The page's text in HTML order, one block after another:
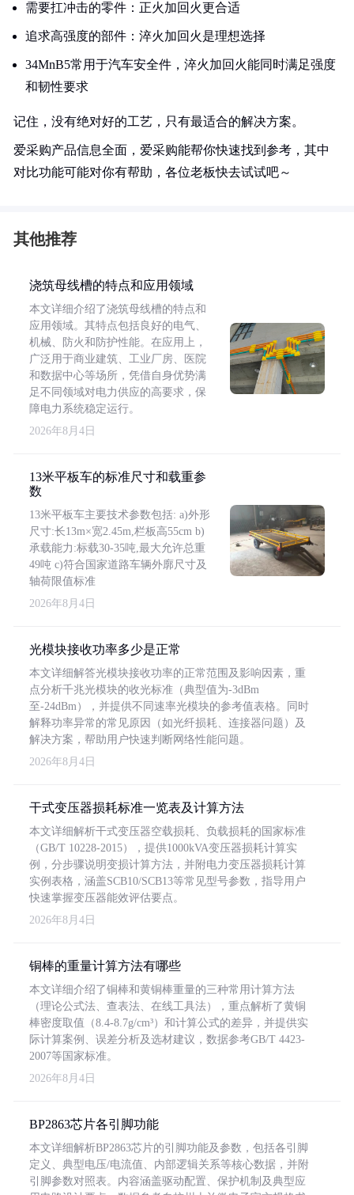
需要扛冲击的零件：正火加回火更合适
追求高强度的部件：淬火加回火是理想选择
34MnB5常用于汽车安全件，淬火加回火能同时满足强度
和韧性要求
记住，没有绝对好的工艺，只有最适合的解决方案。
爱采购产品信息全面，爱采购能帮你快速找到参考，其中
对比功能可能对你有帮助，各位老板快去试试吧～
其他推荐
浇筑母线槽的特点和应用领域
本文详细介绍了浇筑母线槽的特点和
应用领域。其特点包括良好的电气、
机械、防火和防护性能。在应用上，
广泛用于商业建筑、工业厂房、医院
和数据中心等场所，凭借自身优势满
足不同领域对电力供应的高要求，保
障电力系统稳定运行。
2026年8月4日
13米平板车的标准尺寸和载重参
数
13米平板车主要技术参数包括: a)外形
尺寸:长13m×宽2.45m,栏板高55cm b)
承载能力:标载30-35吨,最大允许总重
49吨 c)符合国家道路车辆外廓尺寸及
轴荷限值标准
2026年8月4日
光模块接收功率多少是正常
本文详细解答光模块接收功率的正常范围及影响因素，重
点分析千兆光模块的收光标准（典型值为-3dBm
至-24dBm），并提供不同速率光模块的参考值表格。同时
解释功率异常的常见原因（如光纤损耗、连接器问题）及
解决方案，帮助用户快速判断网络性能问题。
2026年8月4日
干式变压器损耗标准一览表及计算方法
本文详细解析干式变压器空载损耗、负载损耗的国家标准
（GB/T 10228-2015），提供1000kVA变压器损耗计算实
例，分步骤说明变损计算方法，并附电力变压器损耗计算
实例表格，涵盖SCB10/SCB13等常见型号参数，指导用户
快速掌握变压器能效评估要点。
2026年8月4日
铜棒的重量计算方法有哪些
本文详细介绍了铜棒和黄铜棒重量的三种常用计算方法
（理论公式法、查表法、在线工具法），重点解析了黄铜
棒密度取值（8.4-8.7g/cm³）和计算公式的差异，并提供实
际计算案例、误差分析及选材建议，数据参考GB/T 4423-
2007等国家标准。
2026年8月4日
BP2863芯片各引脚功能
本文详细解析BP2863芯片的引脚功能及参数，包括各引脚
定义、典型电压/电流值、内部逻辑关系等核心数据，并附
引脚参数对照表。内容涵盖驱动配置、保护机制及典型应